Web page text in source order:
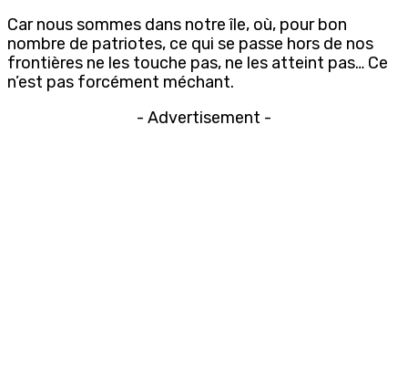
Car nous sommes dans notre île, où, pour bon
nombre de patriotes, ce qui se passe hors de nos
frontières ne les touche pas, ne les atteint pas… Ce
n’est pas forcément méchant.
- Advertisement -